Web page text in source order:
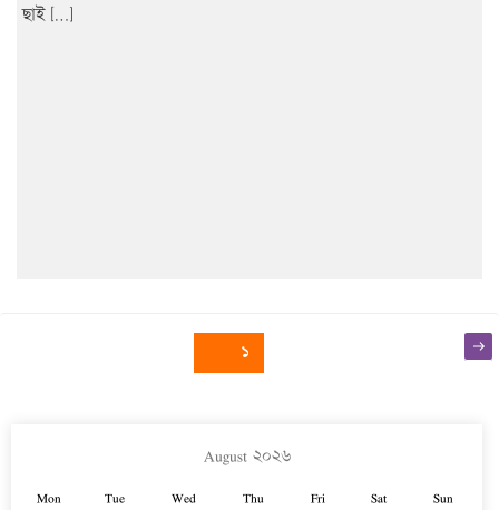
ছাই […]
১ Next
page
August ২০২৬
Mon Tue Wed Thu Fri Sat Sun